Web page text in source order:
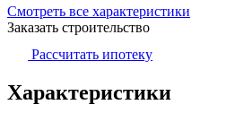
Смотреть все характеристики
Заказать строительство
Рассчитать ипотеку
Характеристики